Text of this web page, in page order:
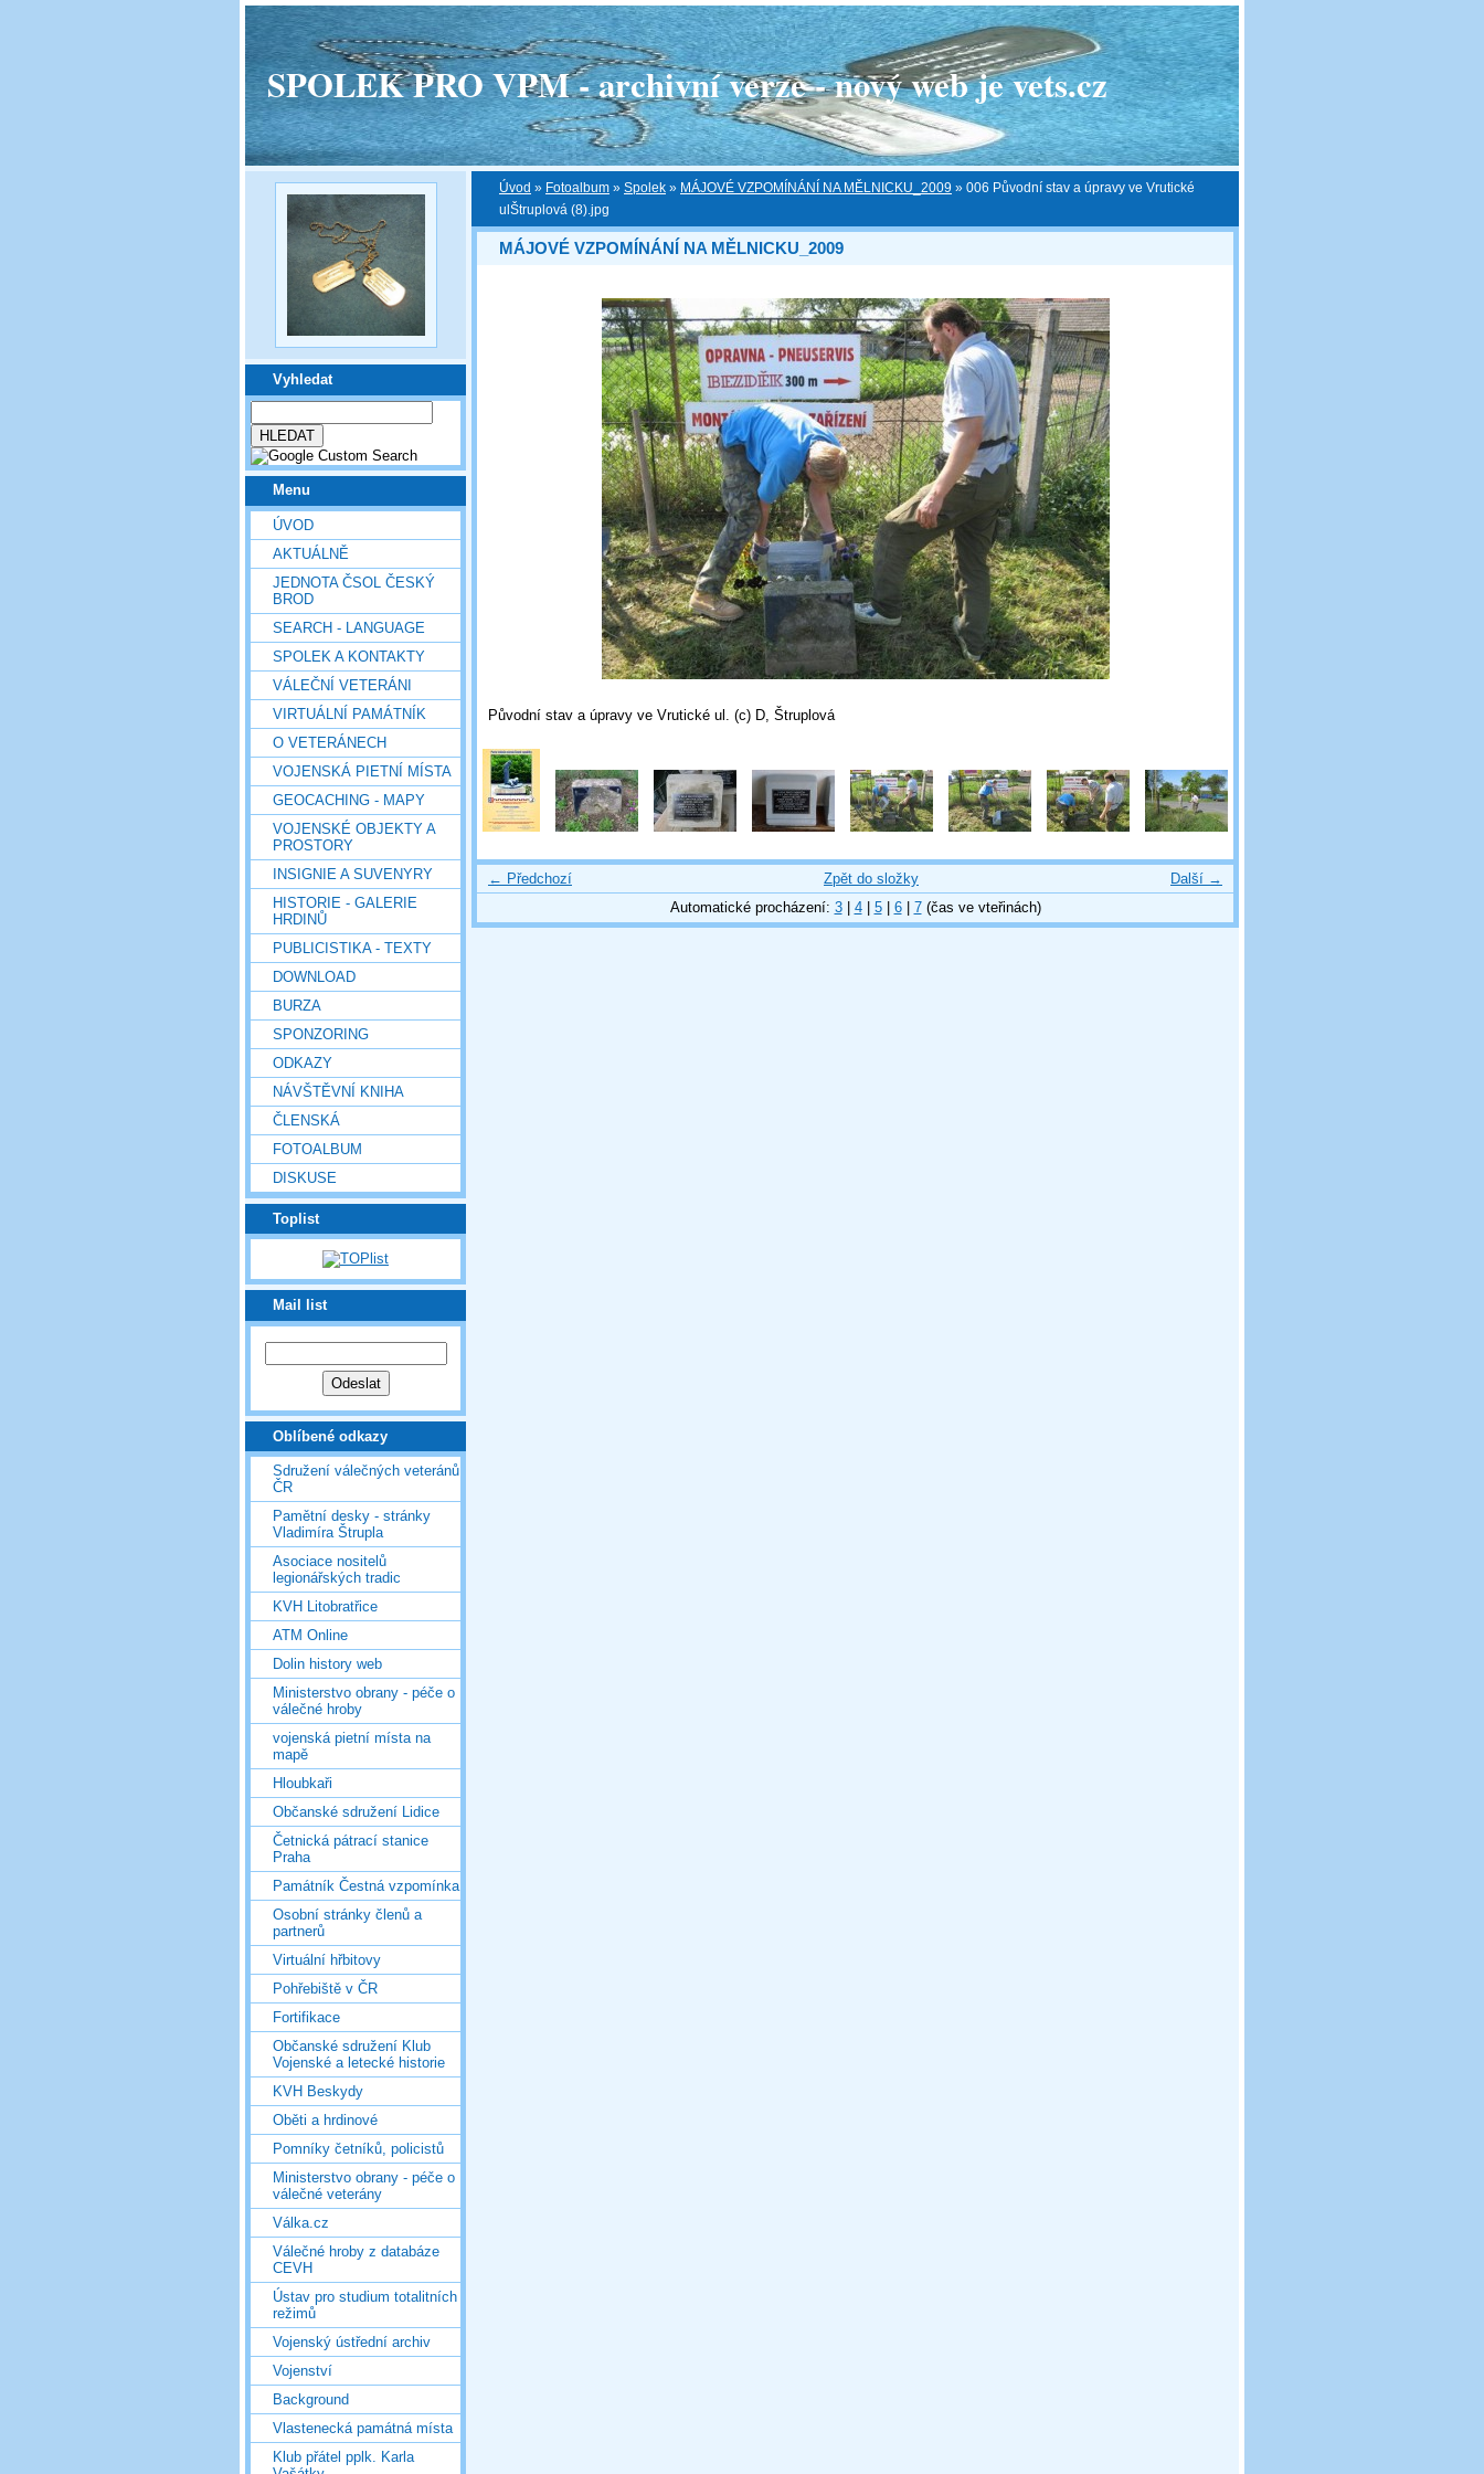
SPOLEK PRO VPM - archivní verze - nový web je vets.cz
Vyhledat
Menu
ÚVOD
AKTUÁLNĚ
JEDNOTA ČSOL ČESKÝ
BROD
SEARCH - LANGUAGE
SPOLEK A KONTAKTY
VÁLEČNÍ VETERÁNI
VIRTUÁLNÍ PAMÁTNÍK
O VETERÁNECH
VOJENSKÁ PIETNÍ MÍSTA
GEOCACHING - MAPY
VOJENSKÉ OBJEKTY A
PROSTORY
INSIGNIE A SUVENYRY
HISTORIE - GALERIE
HRDINŮ
PUBLICISTIKA - TEXTY
DOWNLOAD
BURZA
SPONZORING
ODKAZY
NÁVŠTĚVNÍ KNIHA
ČLENSKÁ
FOTOALBUM
DISKUSE
Toplist
Mail list
Oblíbené odkazy
Sdružení válečných veteránů
ČR
Pamětní desky - stránky
Vladimíra Štrupla
Asociace nositelů
legionářských tradic
KVH Litobratřice
ATM Online
Dolin history web
Ministerstvo obrany - péče o
válečné hroby
vojenská pietní místa na
mapě
Hloubkaři
Občanské sdružení Lidice
Četnická pátrací stanice
Praha
Památník Čestná vzpomínka
Osobní stránky členů a
partnerů
Virtuální hřbitovy
Pohřebiště v ČR
Fortifikace
Občanské sdružení Klub
Vojenské a letecké historie
KVH Beskydy
Oběti a hrdinové
Pomníky četníků, policistů
Ministerstvo obrany - péče o
válečné veterány
Válka.cz
Válečné hroby z databáze
CEVH
Ústav pro studium totalitních
režimů
Vojenský ústřední archiv
Vojenství
Background
Vlastenecká památná místa
Klub přátel pplk. Karla
Úvod » Fotoalbum » Spolek » MÁJOVÉ VZPOMÍNÁNÍ NA MĚLNICKU_2009 » 006 Původní stav a úpravy ve Vrutické
ulŠtruplová (8).jpg
MÁJOVÉ VZPOMÍNÁNÍ NA MĚLNICKU_2009
Původní stav a úpravy ve Vrutické ul. (c) D, Štruplová
← Předchozí Další →
Zpět do složky
Automatické procházení: 3| 4| 5| 6| 7(čas ve vteřinách)